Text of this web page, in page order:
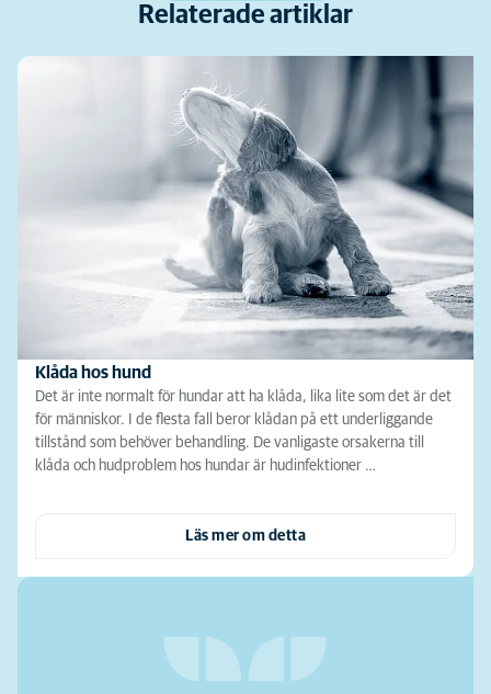
Relaterade artiklar
Klåda hos hund
Det är inte normalt för hundar att ha klåda, lika lite som det är det
för människor. I de flesta fall beror klådan på ett underliggande
tillstånd som behöver behandling. De vanligaste orsakerna till
klåda och hudproblem hos hundar är hudinfektioner …
Läs mer om detta